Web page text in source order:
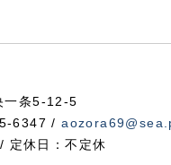
一条5-12-5
6347 /
休日：不定休